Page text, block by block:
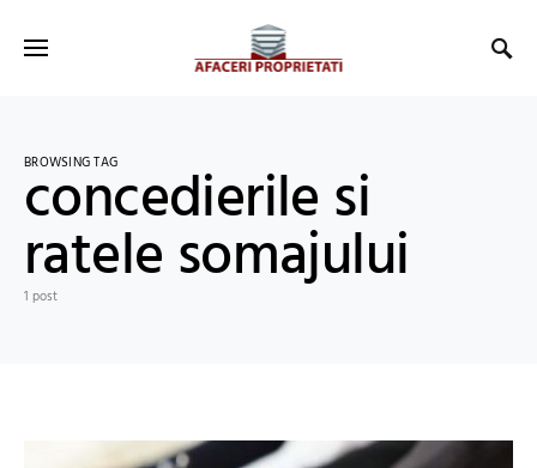
BROWSING TAG
concedierile si
ratele somajului
1 post